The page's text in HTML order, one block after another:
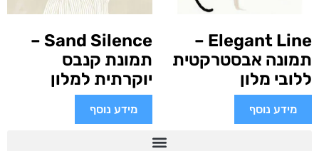
Elegant Line –
תמונה אבסטרקטית
ללובי מלון
מידע נוסף
Sand Silence –
תמונת קנבס
יוקרתית למלון
מידע נוסף